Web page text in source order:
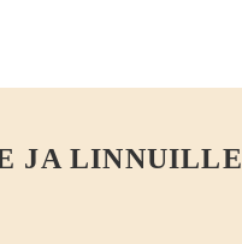
JA LINNUILLE